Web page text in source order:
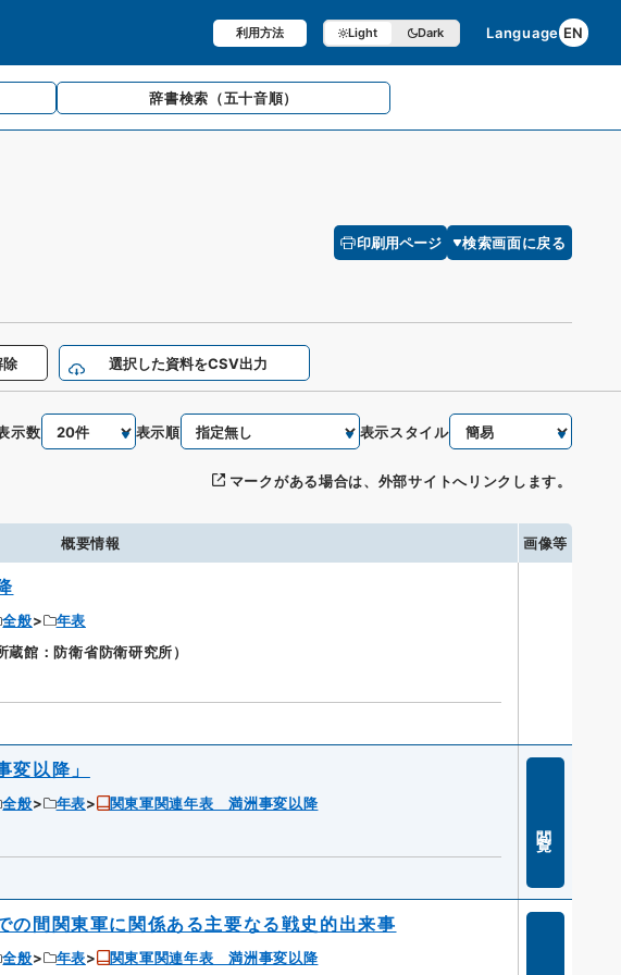
利用方法 Light Dark Language EN
辞書検索 （五十音順）
印刷用ページ 検索画面に戻る
選択した資料をCSV出力
示数 表示順 表示スタイル
マークがある場合は、外部サイトへリンクします。
概要情報 画像等
全般
年表
館：防衛省防衛研究所）
以降」
全般 年表
関東軍関連年表 満洲事変以降
の間関東軍に関係ある主要なる戦史的出来事
全般 年表 関東軍関連年表 満洲事変以降